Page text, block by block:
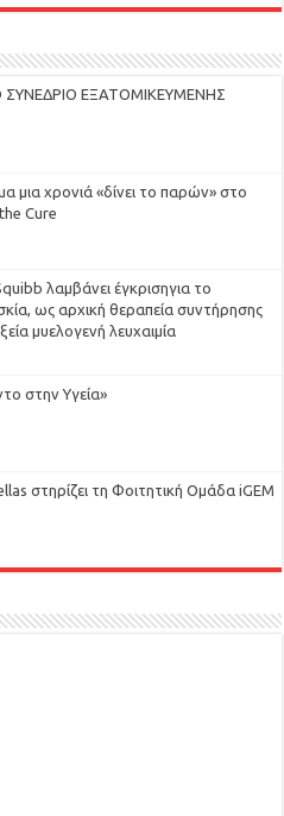
ΣΥΝΕΔΡΙΟ ΕΞΑΤΟΜΙΚΕΥΜΕΝΗΣ
μια χρονιά «δίνει το παρών» στο
Cure
λαμβάνει έγκρισηγια το
ως αρχική θεραπεία συντήρησης
μυελογενή λευχαιμία
στην Υγεία»
στηρίζει τη Φοιτητική Ομάδα iGEM